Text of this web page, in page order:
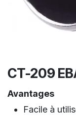
CT-209
Avantages
Facile à